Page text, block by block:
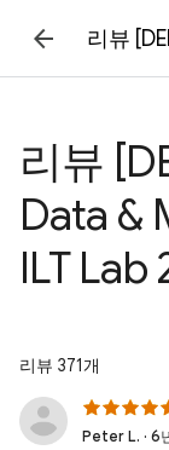
리뷰
리뷰
Data &
ILT Lab
리뷰 371개
Peter L. · 6